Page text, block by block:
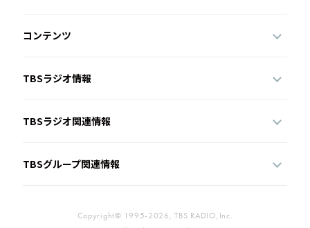
コンテンツ
TBSラジオ情報
TBSラジオ関連情報
TBSグループ関連情報
Copyright© 1995-2026, TBS RADIO,Inc.